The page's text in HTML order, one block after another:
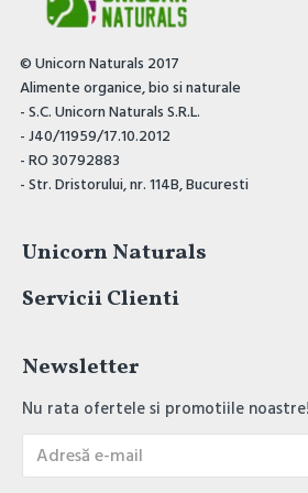
deliciasa si sunt excelente
copii, cat si pentru adulti.
© Unicorn Naturals 2017
Alimente organice, bio si naturale
- S.C. Unicorn Naturals S.R.L.
- J40/11959/17.10.2012
- RO 30792883
- Str. Dristorului, nr. 114B, Bucuresti
Unicorn Naturals
Servicii Clienti
Newsletter
Nu rata ofertele si promotiile noastre!